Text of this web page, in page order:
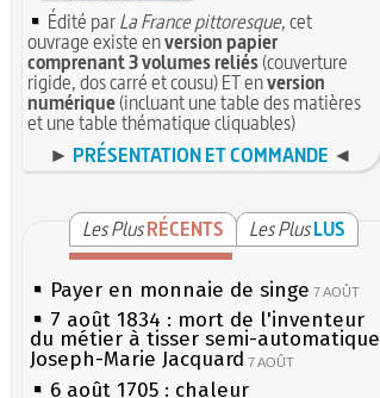
Édité parLa France pittoresque, cet
ouvrage existe enversion papier
comprenant 3 volumes reliés(couverture
rigide, dos carré et cousu) ET enversion
numérique(incluant une table des matières
et une table thématique cliquables)
► PRÉSENTATION ET COMMANDE ◄
Les Plus RÉCENTS Les Plus LUS
Payer en monnaie de singe 7 AOÛT
7 août 1834 : mort de l'inventeur
du métier à tisser semi-automatique
Joseph-Marie Jacquard 7 AOÛT
6 août 1705 : chaleur